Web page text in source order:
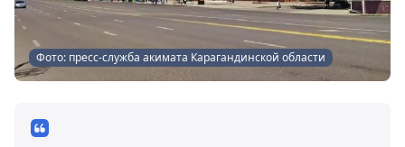
Фото: пресс-служба акимата Карагандинской области